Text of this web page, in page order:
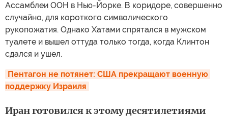
Ассамблеи ООН в Нью-Йорке. В коридоре, совершенно
случайно, для короткого символического
рукопожатия. Однако Хатами спрятался в мужском
туалете и вышел оттуда только тогда, когда Клинтон
сдался и ушел.
Пентагон не потянет: США прекращают военную
поддержку Израиля
Иран готовился к этому десятилетиями